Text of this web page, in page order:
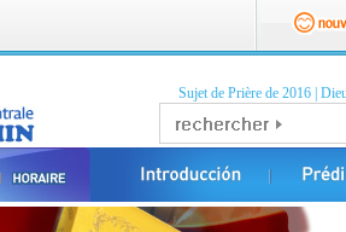
Sujet de Prière de 2016